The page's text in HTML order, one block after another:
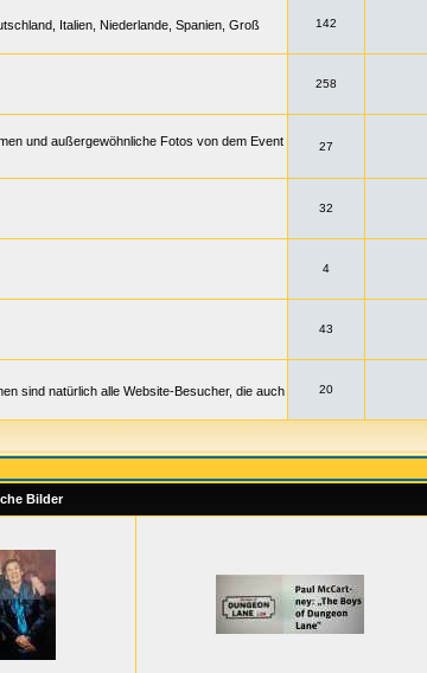
Italien, Niederlande, Spanien, Groß
142
258
und außergewöhnliche Fotos von dem Event
27
32
4
43
sind natürlich alle Website-Besucher, die auch
20
Bilder